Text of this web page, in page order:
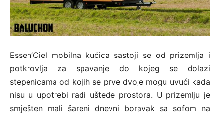
Essen’Ciel mobilna kućica sastoji se od prizemlja i
potkrovlja za spavanje do kojeg se dolazi
stepenicama od kojih se prve dvoje mogu uvući kada
nisu u upotrebi radi uštede prostora. U prizemlju je
smješten mali šareni dnevni boravak sa sofom na